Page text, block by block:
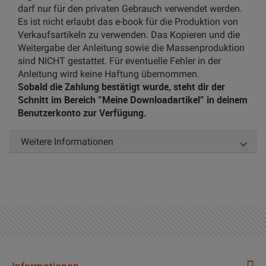
darf nur für den privaten Gebrauch verwendet werden.
Es ist nicht erlaubt das e-book für die Produktion von
Verkaufsartikeln zu verwenden. Das Kopieren und die
Weitergabe der Anleitung sowie die Massenproduktion
sind NICHT gestattet. Für eventuelle Fehler in der
Anleitung wird keine Haftung übernommen.
Sobald die Zahlung bestätigt wurde, steht dir der
Schnitt im Bereich "Meine Downloadartikel" in deinem
Benutzerkonto zur Verfügung.
Weitere Informationen